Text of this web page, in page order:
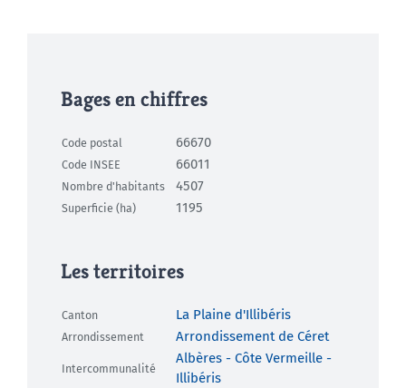
Bages en chiffres
Code postal 66670
Code INSEE 66011
Nombre d'habitants 4507
Superficie (ha) 1195
Les territoires
Canton La Plaine d'Illibéris
Arrondissement Arrondissement de Céret
Intercommunalité
Albères - Côte Vermeille -
Illibéris